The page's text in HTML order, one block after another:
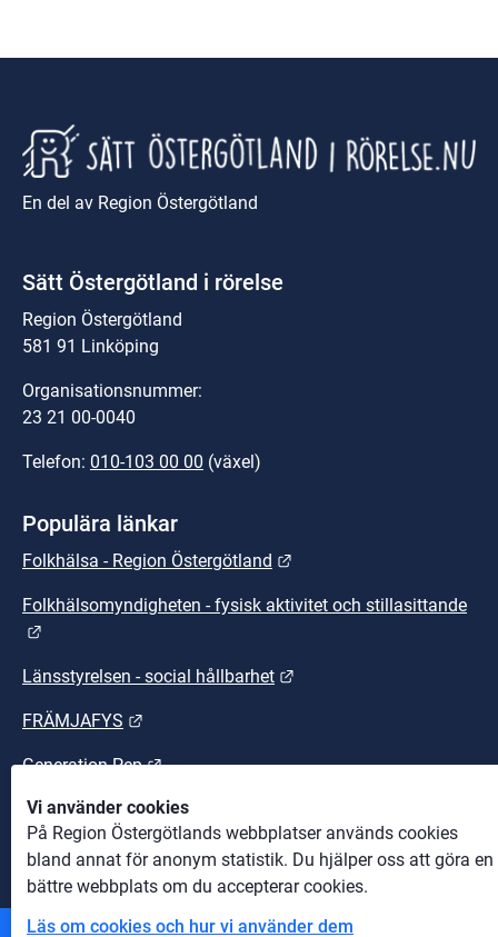
Vi använder cookies
På Region Östergötlands webbplatser används cookies
bland annat för anonym statistik. Du hjälper oss att göra en
bättre webbplats om du accepterar cookies.
Läs om cookies och hur vi använder dem
En del av Region Östergötland
Sätt Östergötland i rörelse
Region Östergötland
581 91 Linköping
Organisationsnummer:
23 21 00-0040
Telefon: 010-103 00 00 (växel)
Populära länkar
Folkhälsa - Region Östergötland
Folkhälsomyndigheten - fysisk aktivitet och stillasittande
Länsstyrelsen - social hållbarhet
FRÄMJAFYS
Generation Pep Länk till annan webbplats.
Sunt arbetsliv Länk till annan webbplats.